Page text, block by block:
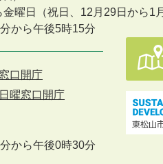
曜日
（祝日、12月29日から1
から午後5時15分
口開庁
曜窓口開庁
から午後0時30分